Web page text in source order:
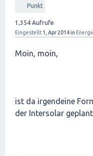
Punkt
1,354 Aufrufe
Eingestellt 1, Apr 2014in
Moin, moin,
ist da irgendeine
der Intersolar